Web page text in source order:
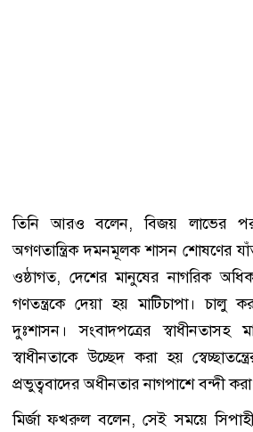
তিনি আরও বলেন, বিজয় লাভের পর
অগণতান্ত্রিক দমনমূলক শাসন শোষণের
ওষ্ঠাগত, দেশের মানুষের নাগরিক
গণতন্ত্রকে দেয়া হয় মাটিচাপা। চালু
দুঃশাসন। সংবাদপত্রের স্বাধীনতাসহ
স্বাধীনতাকে উচ্ছেদ করা হয়
প্রভুত্ববাদের অধীনতার নাগপাশে বন্দী
মির্জা ফখরুল বলেন, সেই সময়ে